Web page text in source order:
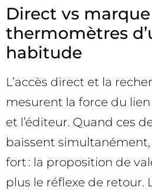
Direct vs
thermomètres
habitude
L’accès direct et la
mesurent la force du
et l’éditeur. Quand ces
baissent simultanément,
fort : la proposition de
plus le réflexe de retour.